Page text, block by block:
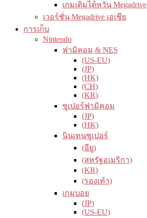
เกมเดิมไต้หวัน Megadrive
เวอร์ชั่น Megadrive เอเชีย
การเก็บ
Nintendo
ฟามิคอม & NES
(US-EU)
(JP)
(HK)
(CH)
(KR)
ซูเปอร์ฟามิคอม
(JP)
(HK)
นินเทนซูเปอร์
(อียู)
(สหรัฐอเมริกา)
(KR)
(รองเท้า)
เกมบอย
(JP)
(US-EU)